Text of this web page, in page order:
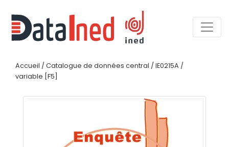
Accueil / Catalogue de données central / IE0215A /
variable [F5]